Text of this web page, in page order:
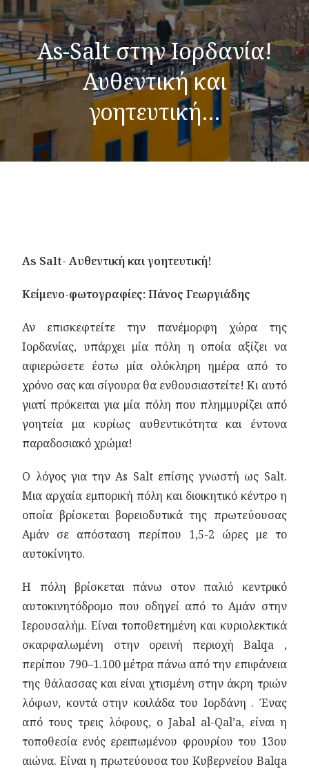
As-Salt στην Ιορδανία!
Αυθεντική και
γοητευτική…
As Salt- Αυθεντική και γοητευτική!
Κείμενο-φωτογραφίες: Πάνος Γεωργιάδης
Αν επισκεφτείτε την πανέμορφη χώρα της
Ιορδανίας, υπάρχει μία πόλη η οποία αξίζει να
αφιερώσετε έστω μία ολόκληρη ημέρα από το
χρόνο σας και σίγουρα θα ενθουσιαστείτε! Κι αυτό
γιατί πρόκειται για μία πόλη που πλημμυρίζει από
γοητεία μα κυρίως αυθεντικότητα και έντονα
παραδοσιακό χρώμα!
Ο λόγος για την As Salt επίσης γνωστή ως Salt.
Μια αρχαία εμπορική πόλη και διοικητικό κέντρο η
οποία βρίσκεται βορειοδυτικά της πρωτεύουσας
Αμάν σε απόσταση περίπου 1,5-2 ώρες με το
αυτοκίνητο.
Η πόλη βρίσκεται πάνω στον παλιό κεντρικό
αυτοκινητόδρομο που οδηγεί από το Αμάν στην
Ιερουσαλήμ. Είναι τοποθετημένη και κυριολεκτικά
σκαρφαλωμένη στην ορεινή περιοχή Balqa ,
περίπου 790–1.100 μέτρα πάνω από την επιφάνεια
της θάλασσας και είναι χτισμένη στην άκρη τριών
λόφων, κοντά στην κοιλάδα του Ιορδάνη . Ένας
από τους τρεις λόφους, ο Jabal al-Qal’a, είναι η
τοποθεσία ενός ερειπωμένου φρουρίου του 13ου
αιώνα. Είναι η πρωτεύουσα του Κυβερνείου Balqa